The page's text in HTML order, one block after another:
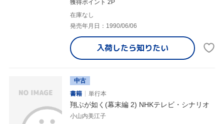
獲得ポイント 2P
在庫なし
発売年月日：1990/06/06
入荷したら知りたい
中古
書籍
単行本
翔ぶが如く(幕末編 2) NHKテレビ・シナリオ
小山内美江子